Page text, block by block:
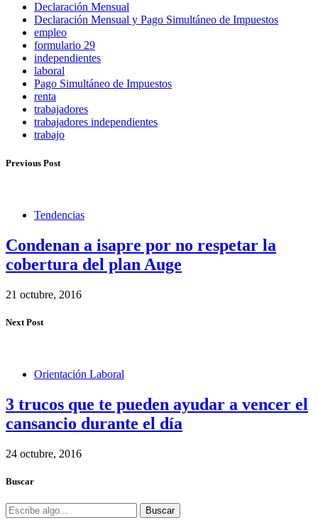
Declaración Mensual
Declaración Mensual y Pago Simultáneo de Impuestos
empleo
formulario 29
independientes
laboral
Pago Simultáneo de Impuestos
renta
trabajadores
trabajadores independientes
trabajo
Previous Post
Tendencias
Condenan a isapre por no respetar la
cobertura del plan Auge
21 octubre, 2016
Next Post
Orientación Laboral
3 trucos que te pueden ayudar a vencer el
cansancio durante el día
24 octubre, 2016
Buscar
Buscar